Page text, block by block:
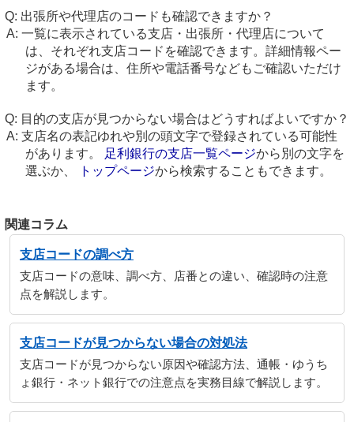
出張所や代理店のコードも確認できますか？
一覧に表示されている支店・出張所・代理店について
は、それぞれ支店コードを確認できます。詳細情報ペー
ジがある場合は、住所や電話番号などもご確認いただけ
ます。
目的の支店が見つからない場合はどうすればよいですか？
支店名の表記ゆれや別の頭文字で登録されている可能性
があります。
足利銀行の支店一覧ページから別の文字を
選ぶか、
トップページから検索することもできます。
関連コラム
支店コードの調べ方
支店コードの意味、調べ方、店番との違い、確認時の注意
点を解説します。
支店コードが見つからない場合の対処法
支店コードが見つからない原因や確認方法、通帳・ゆうち
ょ銀行・ネット銀行での注意点を実務目線で解説します。